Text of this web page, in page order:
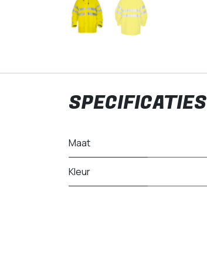
SPECIFICATIES
Maat
Kleur